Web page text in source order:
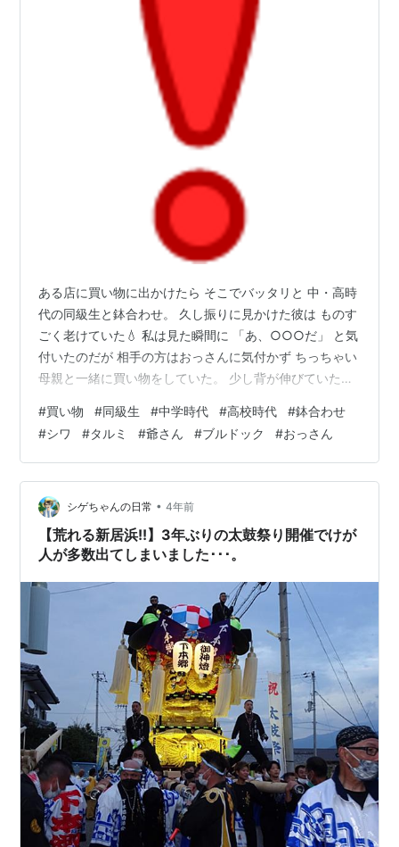
ある店に買い物に出かけたら そこでバッタリと 中・高時
代の同級生と鉢合わせ。 久し振りに見かけた彼は ものす
ごく老けていた💧 私は見た瞬間に 「あ、○○○だ」 と気
付いたのだが 相手の方はおっさんに気付かず ちっちゃい
母親と一緒に買い物をしていた。 少し背が伸びていたよ
がタルミとシワだらけ💧 おっさんというより 爺さんじゃ
ん と言いたくなるほど ブルドックみたいに ものすごく
老けていた。 高校時代にはよく遊んでいたのだが おっさ
んが中退してからは 疎遠になっていた。 「今更だよね」
とか思って 声もかけずにすれ違って来たが 相手は何でお
っさ…
#買い物 #同級生 #中学時代 #高校時代 #鉢合わせ
#シワ #タルミ #爺さん #ブルドック #おっさん
シゲちゃんの日常 • 4年前
【荒れる新居浜!!】3年ぶりの太鼓祭り開催でけが
人が多数出てしまいました･･･。